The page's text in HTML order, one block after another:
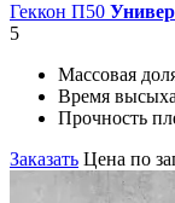
Геккон П50
5
Массовая
Время
Прочность
Заказать Цена по